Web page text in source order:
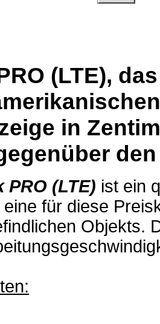
(LTE),
in
PRO (LTE) ist ein
für diese
Objekts.